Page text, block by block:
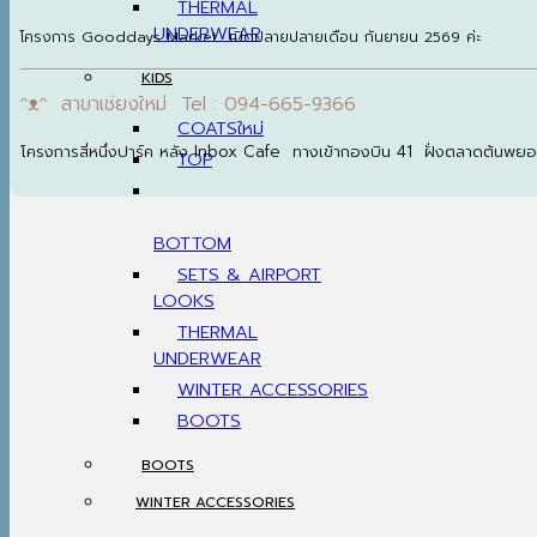
THERMAL
UNDERWEAR
KIDS
COATS
TOP
BOTTOM
SETS & AIRPORT
LOOKS
THERMAL
UNDERWEAR
WINTER ACCESSORIES
BOOTS
BOOTS
WINTER ACCESSORIES
โครงการ Gooddays Market เปิดปลายปลายเดือน กันยายน 2569 ค่ะ
ᵔᴥᵔ สาขาเชียงใหม่ Tel : 094-665-9366
โครงการสี่หนึ่งปาร์ค หลัง Inbox Cafe ทางเข้ากองบิน 41 ฝั่งตลาดต้นพย